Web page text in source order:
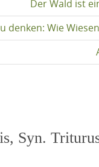
Der Wald ist
denken: Wie
Syn.